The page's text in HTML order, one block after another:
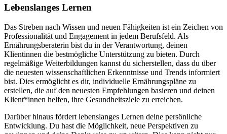
Lebenslanges Lernen
Das Streben nach Wissen und neuen Fähigkeiten ist ein Zeichen von
Professionalität und Engagement in jedem Berufsfeld. Als
Ernährungsberaterin bist du in der Verantwortung, deinen
Klientinnen die bestmögliche Unterstützung zu bieten. Durch
regelmäßige Weiterbildungen kannst du sicherstellen, dass du über
die neuesten wissenschaftlichen Erkenntnisse und Trends informiert
bist. Dies ermöglicht es dir, individuelle Ernährungspläne zu
erstellen, die auf den neuesten Empfehlungen basieren und deinen
Klient*innen helfen, ihre Gesundheitsziele zu erreichen.
Darüber hinaus fördert lebenslanges Lernen deine persönliche
Entwicklung. Du hast die Möglichkeit, neue Perspektiven zu